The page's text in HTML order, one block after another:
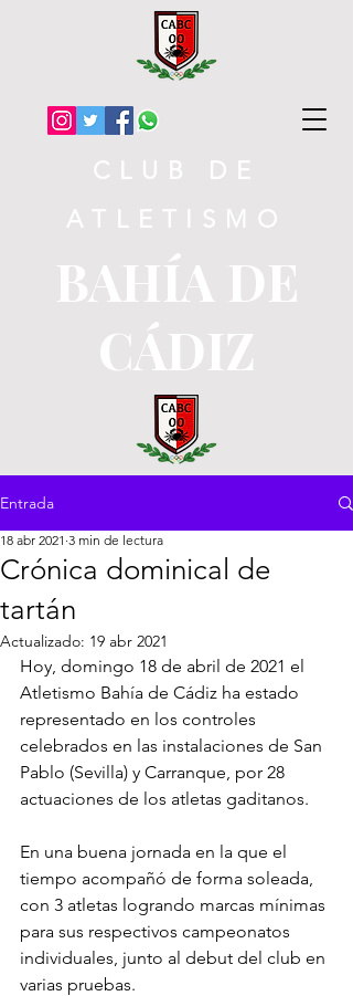
BAHÍA DE
CÁDIZ
CLUB DE
ATLETISMO
Entrada
Crónica dominical de
tartán
18 abr 2021 3 min de lectura
Actualizado: 19 abr 2021
Hoy, domingo 18 de abril de 2021 el
Atletismo Bahía de Cádiz ha estado
representado en los controles
celebrados en las instalaciones de San
Pablo (Sevilla) y Carranque, por 28
actuaciones de los atletas gaditanos.
En una buena jornada en la que el
tiempo acompañó de forma soleada,
con 3 atletas logrando marcas mínimas
para sus respectivos campeonatos
individuales, junto al debut del club en
varias pruebas.